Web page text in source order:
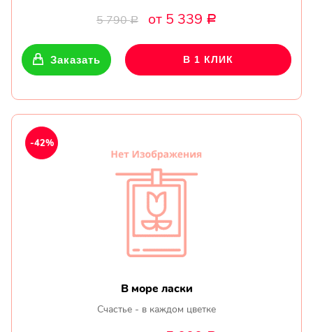
5 790Р от 5 339 Р
Заказать В 1 КЛИК
В море ласки
Счастье - в каждом цветке
-42%